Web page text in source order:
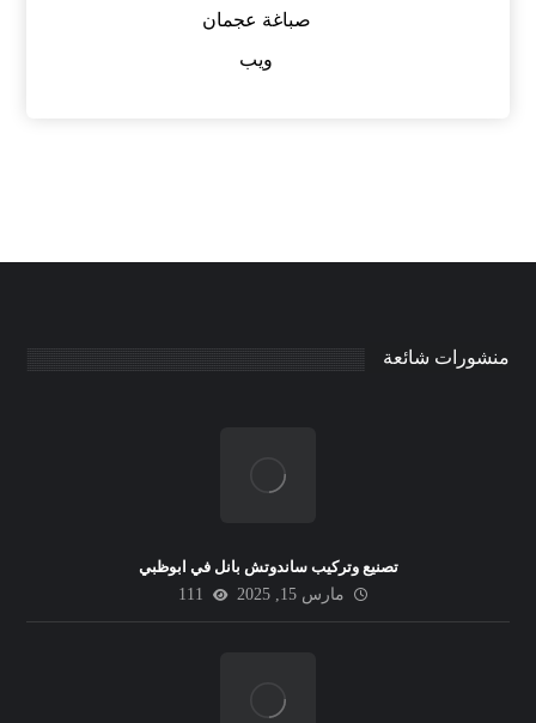
صباغة عجمان
ويب
منشورات شائعة
تصنيع وتركيب ساندوتش بانل في ابوظبي
مارس 15, 2025
111